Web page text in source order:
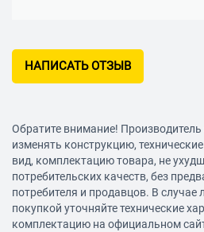
НАПИСАТЬ ОТЗЫВ
Обратите внимание!
изменять конструкцию,
вид, комплектацию товара, не
потребительских качеств, без
потребителя и продавцов. В
покупкой уточняйте технические
комплектацию на официальном